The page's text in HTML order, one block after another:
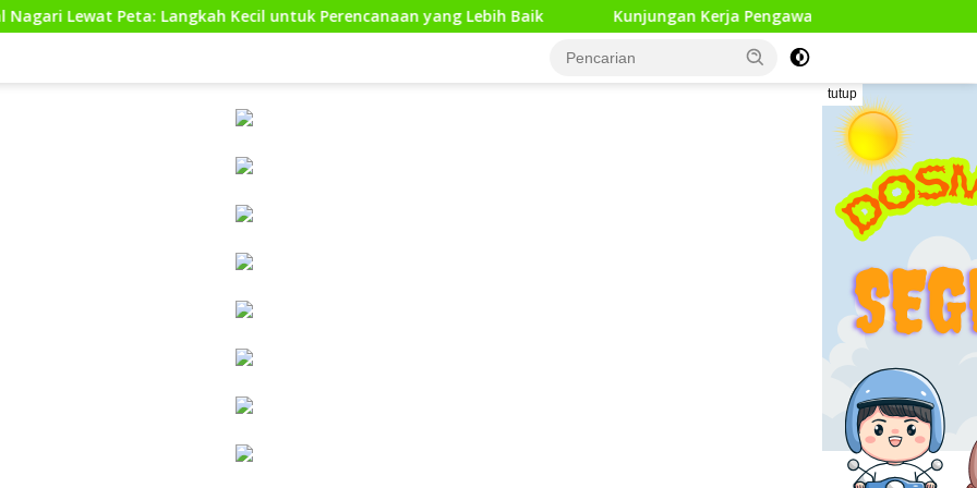
Kecil untuk Perencanaan yang Lebih Baik Kunjungan Kerja Pengawas Pendidikan Dasar di 13 Kecamatan
tutup